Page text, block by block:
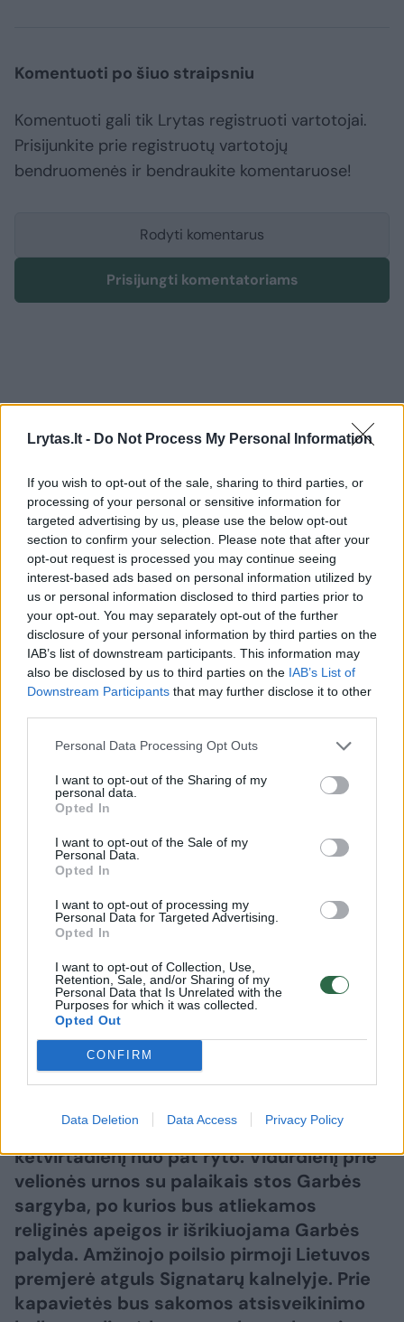
Lrytas.lt - Do Not Process My Personal Information
If you wish to opt-out of the sale, sharing to third parties, or
processing of your personal or sensitive information for
targeted advertising by us, please use the below opt-out
section to confirm your selection. Please note that after your
opt-out request is processed you may continue seeing
interest-based ads based on personal information utilized by
us or personal information disclosed to third parties prior to
your opt-out. You may separately opt-out of the further
disclosure of your personal information by third parties on the
IAB’s list of downstream participants. This information may
also be disclosed by us to third parties on the IAB’s List of
Downstream Participants that may further disclose it to other
Personal Data Processing Opt Outs
I want to opt-out of the Sharing of my
personal data.
Opted In
I want to opt-out of the Sale of my
Personal Data.
Opted In
I want to opt-out of processing my
Personal Data for Targeted Advertising.
Opted In
I want to opt-out of Collection, Use,
Retention, Sale, and/or Sharing of my
Personal Data that Is Unrelated with the
Purposes for which it was collected.
Opted Out
CONFIRM
Data Deletion Data Access Privacy Policy
Komentuoti po šiuo straipsniu
Komentuoti gali tik Lrytas registruoti vartotojai.
Prisijunkite prie registruotų vartotojų
bendruomenės ir bendraukite komentaruose!
Rodyti komentarus
Prisijungti komentatoriams
Lietuvos diena Aktualijos
Lietuva atsisveikina su K.
Prunskiene: kadruose – ištarti
paskutinį „sudie“ plūstantys
žmonės(4)
atsisveikinti su mirusia pirmąja po
nepriklausomybės atkūrimo premjere,
Nepriklausomybės Akto signatare
Kazimira Prunskiene. Atsisveikinti su
velione visuomenė kviečiama Vilniaus Šv.
Jonų bažnyčioje nuo 14 iki 20 val. Oficialių
asmenų vainikų padėjimas numatytas
14.30 val., o nuo 18 val. Šv. Jonų bažnyčioje
už K. Prunskienę bus aukojamos Šv. Mišios.
Atsisveikinimas bus tęsiamas ir
ketvirtadienį nuo pat ryto. Vidurdienį prie
velionės urnos su palaikais stos Garbės
sargyba, po kurios bus atliekamos
religinės apeigos ir išrikiuojama Garbės
palyda. Amžinojo poilsio pirmoji Lietuvos
premjerė atguls Signatarų kalnelyje. Prie
kapavietės bus sakomos atsisveikinimo